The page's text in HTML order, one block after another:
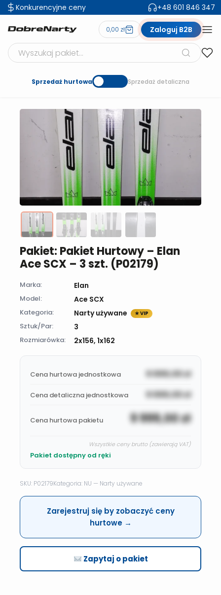
Konkurencyjne ceny +48 601 846 347
Szukaj produktów
0,00 zł Zaloguj B2B
Sprzedaż hurtowa Sprzedaż detaliczna
Pakiet: Pakiet Hurtowy – Elan
Ace SCX – 3 szt. (P02179)
Marka: Elan
Model: Ace SCX
Kategoria: Narty używane ★ VIP
Sztuk/Par: 3
Rozmiarówka: 2x156, 1x162
Cena hurtowa jednostkowa 9 999,00zł
Cena detaliczna jednostkowa 9 999,00zł
Cena hurtowa pakietu 9 999,00zł
Wszystkie ceny brutto (zawierają VAT)
Pakiet dostępny od ręki
SKU: P02179Kategoria: NU — Narty używane
Zarejestruj się by zobaczyć ceny
hurtowe →
Zapytaj o pakiet